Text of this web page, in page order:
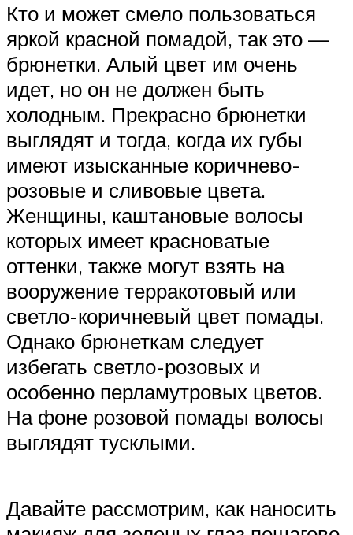
Кто и может смело пользоваться
яркой красной помадой, так это —
брюнетки. Алый цвет им очень
идет, но он не должен быть
холодным. Прекрасно брюнетки
выглядят и тогда, когда их губы
имеют изысканные коричнево-
розовые и сливовые цвета.
Женщины, каштановые волосы
которых имеет красноватые
оттенки, также могут взять на
вооружение терракотовый или
светло-коричневый цвет помады.
Однако брюнеткам следует
избегать светло-розовых и
особенно перламутровых цветов.
На фоне розовой помады волосы
выглядят тусклыми.
Давайте рассмотрим, как наносить